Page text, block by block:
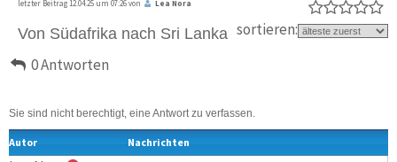
letzter Beitrag 12.04.25 um 07:26 von Lea Nora
Von Südafrika nach Sri Lanka
0 Antworten
sortieren:
Sie sind nicht berechtigt, eine Antwort zu verfassen.
Autor Nachrichten